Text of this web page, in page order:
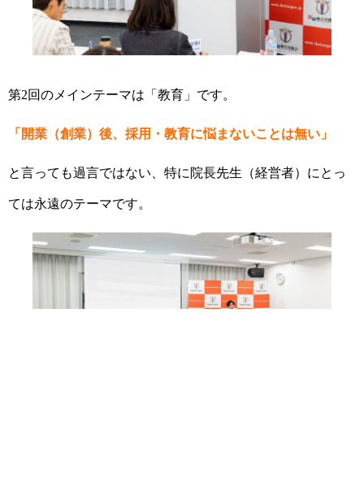
第2回のメインテーマは「教育」です。
「開業（創業）後、採用・教育に悩まないことは無い」
と言っても過言ではない、特に院長先生（経営者）にとっ
ては永遠のテーマです。